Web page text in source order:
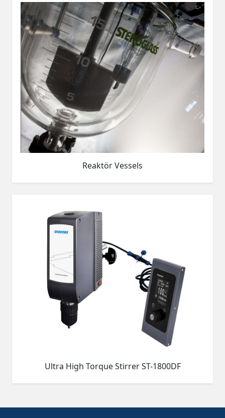
Reaktör Vessels
Ultra High Torque Stirrer ST-1800DF